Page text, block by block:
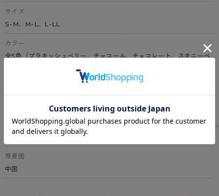
サイズ
S-M、M-L、L-LL
カラー
全5色（ブラキッシュベリー、チャコール、チョコレート、スキニーベ
ナイロン、ポリウレタン
ダイヤマチ、ヌードトウ、ソフトフィットテープ、足型セット加工、オ
リジナルバックマーク付
原産国
中国